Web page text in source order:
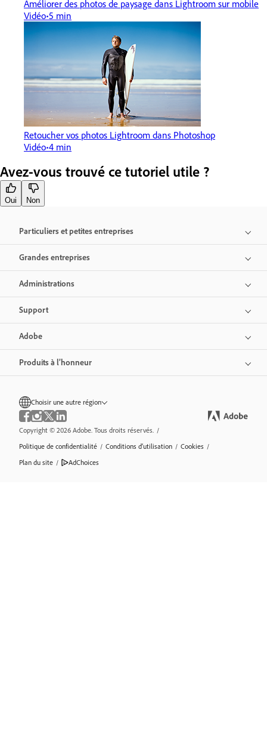
Améliorer des photos de paysage dans Lightroom sur mobile
Vidéo 5 min
Retoucher vos photos Lightroom dans Photoshop
Vidéo 4 min
Avez-vous trouvé ce tutoriel utile ?
Oui Non
Particuliers et petites entreprises
Grandes entreprises
Administrations
Support
Adobe
Produits à l’honneur
Choisir une autre région
Copyright © 2026 Adobe. Tous droits réservés. /
Politique de confidentialité / Conditions d’utilisation / Cookies /
Plan du site / AdChoices